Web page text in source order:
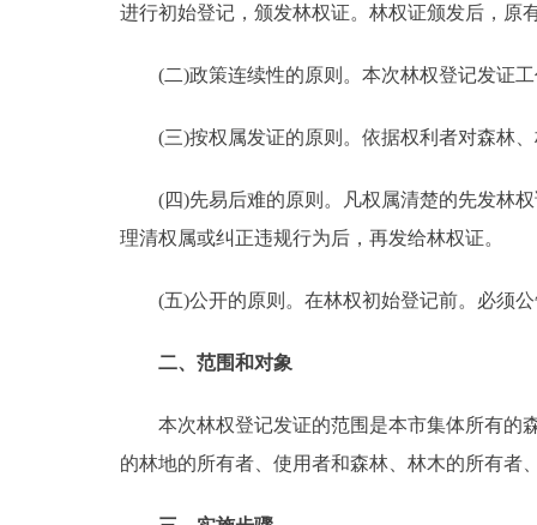
ENGLISH
ITALIANO
进行初始登记，颁发林权证。林权证颁发后，原
(二)政策连续性的原则。本次林权登记发证工
(三)按权属发证的原则。依据权利者对森林、
(四)先易后难的原则。凡权属清楚的先发林权
理清权属或纠正违规行为后，再发给林权证。
(五)公开的原则。在林权初始登记前。必须公
二、范围和对象
本次林权登记发证的范围是本市集体所有的森
的林地的所有者、使用者和森林、林木的所有者